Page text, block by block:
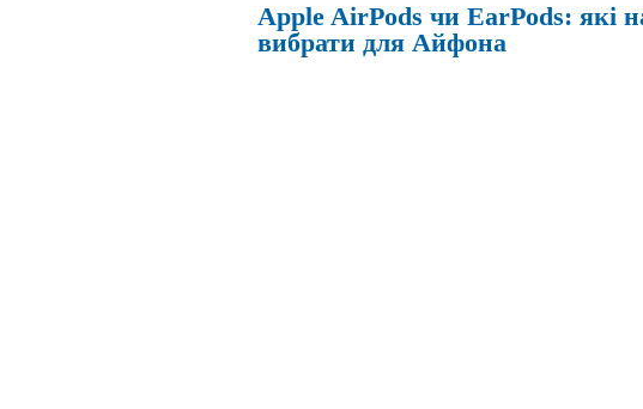
Apple AirPods чи EarPods: які
вибрати для Айфона